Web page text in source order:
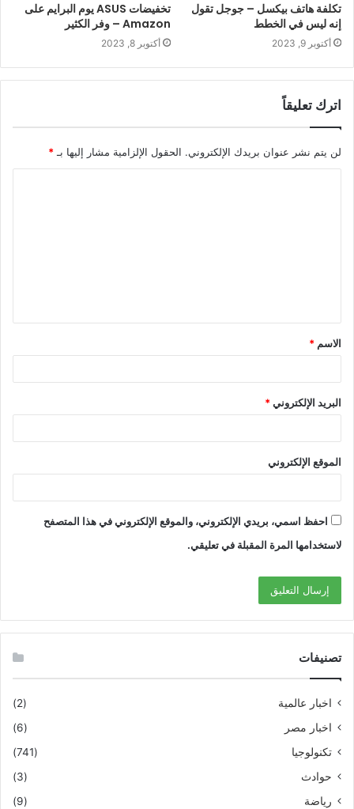
تكلفة هاتف بيكسل – جوجل تقول
إنه ليس في الخطط
أكتوبر 9, 2023
تخفيضات ASUS يوم البرايم على
Amazon – وفر الكثير
أكتوبر 8, 2023
اترك تعليقاً
لن يتم نشر عنوان بريدك الإلكتروني. الحقول الإلزامية مشار إليها بـ*
الاسم *
البريد الإلكتروني*
الموقع الإلكتروني
احفظ اسمي، بريدي الإلكتروني، والموقع الإلكتروني في هذا المتصفح
لاستخدامها المرة المقبلة في تعليقي.
تصنيفات
اخبار عالمية
(2)
اخبار مصر
(6)
تكنولوجيا
(741)
حوادث
(3)
رياضة
(9)